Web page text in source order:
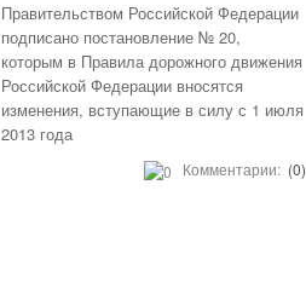
Правительством Российской Федерации
подписано постановление № 20,
которым в Правила дорожного движения
Российской Федерации вносятся
изменения, вступающие в силу с 1 июля
2013 года
Комментарии: (0)